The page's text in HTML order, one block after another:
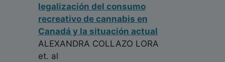
legalización del consumo
recreativo de cannabis en
Canadá y la situación actual
ALEXANDRA COLLAZO LORA
et. al